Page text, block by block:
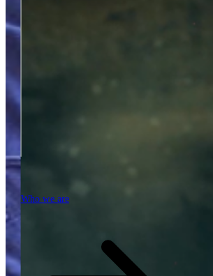
Tech Partners
Who we are
Who we are
Our reports Our frameworksOur webinars